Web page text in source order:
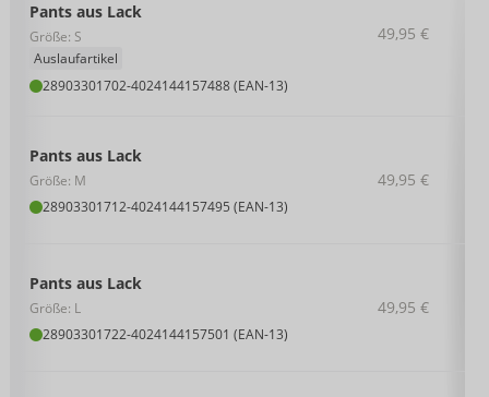
Pants aus Lack
Größe: S
Auslaufartikel
28903301702-4024144157488 (EAN-13)
49,95 €
Pants aus Lack
Größe: M
28903301712-4024144157495 (EAN-13)
49,95 €
Pants aus Lack
Größe: L
28903301722-4024144157501 (EAN-13)
49,95 €